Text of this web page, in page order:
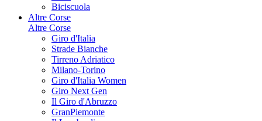
Biciscuola
Altre Corse
Altre Corse
Giro d'Italia
Strade Bianche
Tirreno Adriatico
Milano-Torino
Giro d'Italia Women
Giro Next Gen
Il Giro d'Abruzzo
GranPiemonte